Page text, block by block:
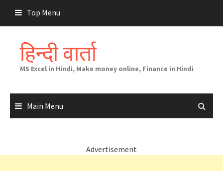
content
Top Menu
हिन्दी वार्ता
MS Excel in Hindi, Make money online, Finance in Hindi
Main Menu
Advertisement